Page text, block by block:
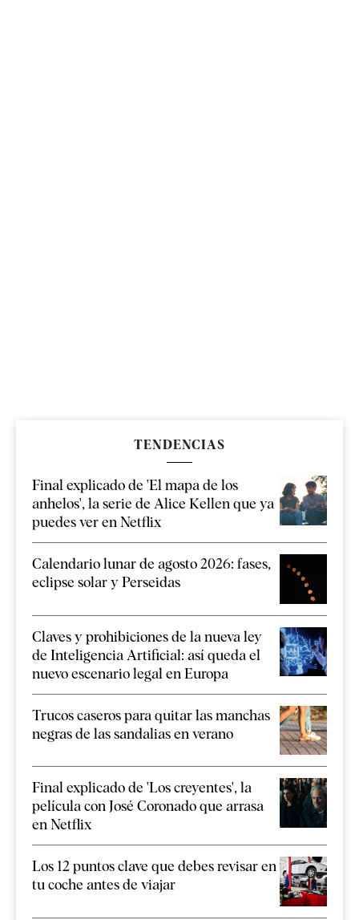
TENDENCIAS
Final explicado de 'El mapa de los
anhelos', la serie de Alice Kellen que ya
puedes ver en Netflix
Calendario lunar de agosto 2026: fases,
eclipse solar y Perseidas
Claves y prohibiciones de la nueva ley
de Inteligencia Artificial: así queda el
nuevo escenario legal en Europa
Trucos caseros para quitar las manchas
negras de las sandalias en verano
Final explicado de 'Los creyentes', la
película con José Coronado que arrasa
en Netflix
Los 12 puntos clave que debes revisar en
tu coche antes de viajar